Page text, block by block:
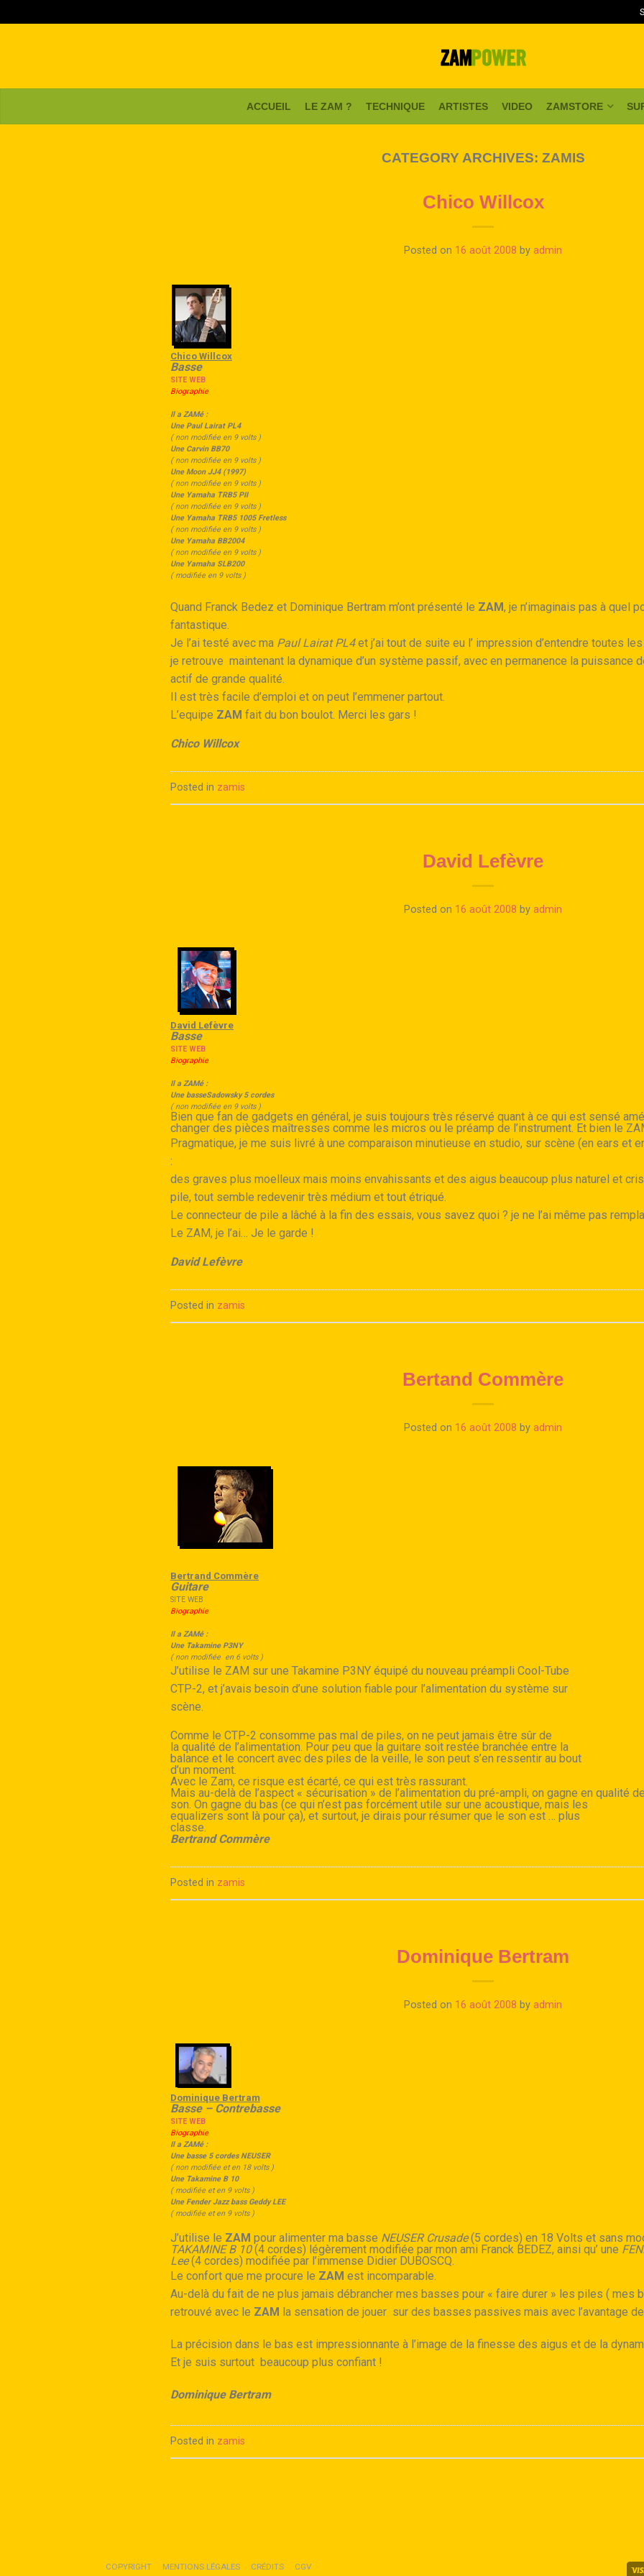
ACCUEIL LE ZAM ? TECHNIQUE ARTISTES VIDEO ZAMSTORE
CATEGORY ARCHIVES: ZAMIS
Chico Willcox
Posted on 16 août 2008 by admin
Chico Willcox
Basse
SITE WEB
Biographie
Il a ZAMé :
Une Paul Lairat PL4
( non modifiée en 9 volts )
Une Carvin BB70
( non modifiée en 9 volts )
Une Moon JJ4 (1997)
( non modifiée en 9 volts )
Une Yamaha TRB5 PII
( non modifiée en 9 volts )
Une Yamaha TRB5 1005 Fretless
( non modifiée en 9 volts )
Une Yamaha BB2004
( non modifiée en 9 volts )
Une Yamaha SLB200
( modifiée en 9 volts )
Quand Franck Bedez et Dominique Bertram m’ont présenté le ZAM, je n’imaginais pas à quel
fantastique.
Je l’ai testé avec ma Paul Lairat PL4et j’ai tout de suite eu l’ impression d’entendre toutes
je retrouve maintenant la dynamique d’un système passif, avec en permanence la puissance
actif de grande qualité.
Il est très facile d’emploi et on peut l’emmener partout.
L’equipe ZAM fait du bon boulot. Merci les gars !
Chico Willcox
Posted in zamis
David Lefèvre
Posted on 16 août 2008 by admin
David Lefèvre
Basse
SITE WEB
Biographie
Il a ZAMé :
Une basseSadowsky 5 cordes
( non modifiée en 9 volts )
Bien que fan de gadgets en général, je suis toujours très réservé quant à ce qui est sensé
changer des pièces maîtresses comme les micros ou le préamp de l’instrument. Et bien le
Pragmatique, je me suis livré à une comparaison minutieuse en studio, sur scène (en ears et
:
des graves plus moelleux mais moins envahissants et des aigus beaucoup plus naturel et
pile, tout semble redevenir très médium et tout étriqué.
Le connecteur de pile a lâché à la fin des essais, vous savez quoi ? je ne l’ai même pas
Le ZAM, je l’ai… Je le garde !
David Lefèvre
Posted in zamis
Bertand Commère
Posted on 16 août 2008 by admin
Bertrand Commère
Guitare
SITE WEB
Biographie
Il a ZAMé :
Une Takamine P3NY
( non modifiée en 6 volts )
J’utilise le ZAM sur une Takamine P3NY équipé du nouveau préampli Cool-Tube
CTP-2, et j’avais besoin d’une solution fiable pour l’alimentation du système sur
scène.
Comme le CTP-2 consomme pas mal de piles, on ne peut jamais être sûr de
la qualité de l’alimentation. Pour peu que la guitare soit restée branchée entre la
balance et le concert avec des piles de la veille, le son peut s’en ressentir au bout
d’un moment.
Avec le Zam, ce risque est écarté, ce qui est très rassurant.
Mais au-delà de l’aspect « sécurisation » de l’alimentation du pré-ampli, on gagne en qualité
son. On gagne du bas (ce qui n’est pas forcément utile sur une acoustique, mais les
equalizers sont là pour ça), et surtout, je dirais pour résumer que le son est … plus
classe.
Bertrand Commère
Posted in zamis
Dominique Bertram
Posted on 16 août 2008 by admin
Dominique Bertram
Basse – Contrebasse
SITE WEB
Biographie
Il a ZAMé :
Une basse 5 cordes NEUSER
( non modifiée et en 18 volts )
Une Takamine B 10
( modifiée et en 9 volts )
Une Fender Jazz bass Geddy LEE
( modifiée et en 9 volts )
J’utilise le ZAM pour alimenter ma basse NEUSER Crusade(5 cordes) en 18 Volts et sans
TAKAMINE B 10(4 cordes) légèrement modifiée par mon ami Franck BEDEZ, ainsi qu’ une
Lee(4 cordes) modifiée par l’immense Didier DUBOSCQ.
Le confort que me procure le ZAM est incomparable.
Au-delà du fait de ne plus jamais débrancher mes basses pour « faire durer » les piles ( mes
retrouvé avec le ZAM la sensation de jouer sur des basses passives mais avec l’avantage
La précision dans le bas est impressionnante à l’image de la finesse des aigus et de la
Et je suis surtout beaucoup plus confiant !
Dominique Bertram
Posted in zamis
COPYRIGHT MENTIONS LÉGALES CRÉDITS CGV